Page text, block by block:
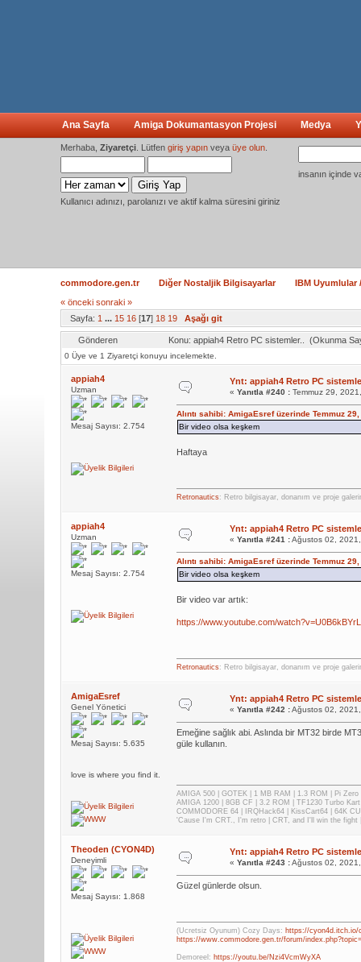
Ana Sayfa Amiga Dokumantasyon Projesi Medya
Merhaba, Ziyaretçi . Lütfen giriş yapın veya üye olun
Kullanıcı adınızı, parolanızı ve aktif kalma süresini giriniz
insanın içinde
commodore.gen.tr Diğer Nostaljik Bilgisayarlar
IBM Uyumlular
« önceki sonraki »
Sayfa: 1 ... 15 16 [17] 18 19 Aşağı git
Gönderen Konu: appiah4 Retro PC sistemler.. (Okunma
0 Üye ve 1 Ziyaretçi konuyu incelemekte.
appiah4
Uzman
Mesaj Sayısı: 2.754
Ynt: appiah4 Retro PC
« Yanıtla #240 :Temmuz 29,
Alıntı sahibi: AmigaEsref üzerinde Temmuz
Bir video olsa keşkem
Haftaya
Retronautics: Retro bilgisayar, donanım ve proje
appiah4
Uzman
Mesaj Sayısı: 2.754
Ynt: appiah4 Retro PC
« Yanıtla #241 :Ağustos 02,
Alıntı sahibi: AmigaEsref üzerinde Temmuz
Bir video olsa keşkem
Bir video var artık:
https://www.youtube.com/
Retronautics: Retro bilgisayar, donanım ve proje
AmigaEsref
Genel Yönetici
Mesaj Sayısı: 5.635
love is where you find it.
Ynt: appiah4 Retro PC
« Yanıtla #242 :Ağustos 02,
Emeğine sağlık abi. Aslında bir MT32 birde
güle kullanın.
AMIGA 500 | GOTEK | 1 MB RAM | 1.3 ROM | Pi Zero
AMIGA 1200 | 8GB CF | 3.2 ROM | TF1230 Turbo
COMMODORE 64 | IRQHack64 | KissCart64 | 64K
'Cause I'm CRT., I'm retro | CRT, and I'll win the
Theoden (CYON4D)
Deneyimli
Mesaj Sayısı: 1.868
Ynt: appiah4 Retro PC
« Yanıtla #243 :Ağustos 02,
Güzel günlerde olsun.
(Ücretsiz Oyunum) Cozy Days: https://cyon4d.itch.io/
https://www.commodore.gen.tr/forum/
Demoreel: https://youtu.be/Nzi4VcmWyXA